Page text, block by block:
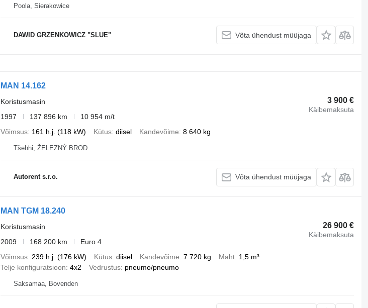
Poola, Sierakowice
DAWID GRZENKOWICZ "SLUE" Võta ühendust müüjaga
MAN 14.162
3 900 €
Käibemaksuta
Koristusmasin
1997
137 896 km
10 954 m/t
Võimsus 161 h.j. (118 kW) Kütus diisel Kandevõime 8 640 kg
Tšehhi, ŽELEZNÝ BROD
Autorent s.r.o. Võta ühendust müüjaga
MAN TGM 18.240
26 900 €
Käibemaksuta
Koristusmasin
2009
168 200 km
Euro 4
Võimsus 239 h.j. (176 kW) Kütus diisel Kandevõime 7 720 kg Maht 1,5 m³
Telje konfiguratsioon 4x2 Vedrustus pneumo/pneumo
Saksamaa, Bovenden